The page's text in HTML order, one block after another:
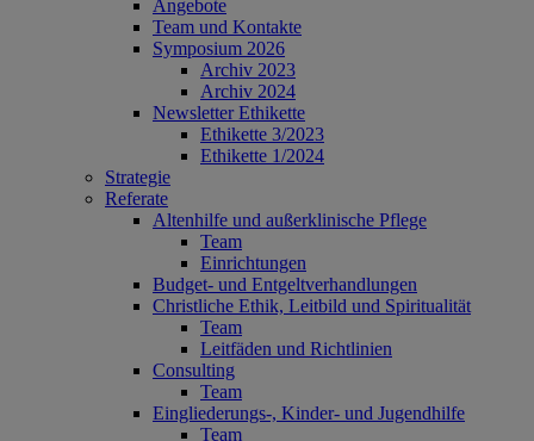
Angebote
Team und Kontakte
Symposium 2026
Archiv 2023
Archiv 2024
Newsletter Ethikette
Ethikette 3/2023
Ethikette 1/2024
Strategie
Referate
Altenhilfe und außerklinische Pflege
Team
Einrichtungen
Budget- und Entgeltverhandlungen
Christliche Ethik, Leitbild und Spiritualität
Team
Leitfäden und Richtlinien
Consulting
Team
Eingliederungs-, Kinder- und Jugendhilfe
Team